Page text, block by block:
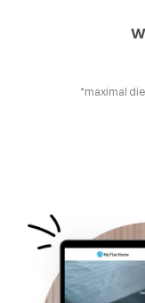
*maximal